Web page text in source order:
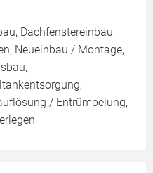
Dachfenstereinbau,
Neueinbau / Montage,
/ Entrümpelung,